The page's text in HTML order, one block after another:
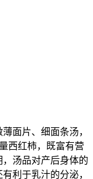
面片、细面条汤，
西红柿，既富有营
汤品对产后身体的
利于乳汁的分泌，